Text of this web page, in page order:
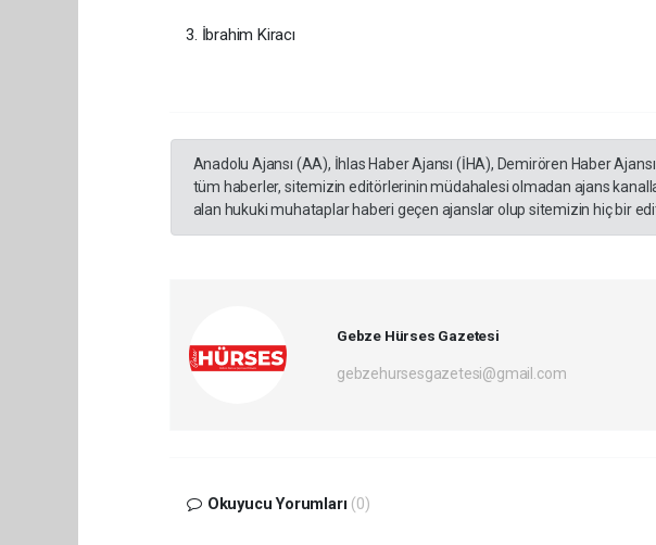
3. İbrahim Kiracı
Anadolu Ajansı (AA), İhlas Haber Ajansı (İHA), Demirören Haber
tüm haberler, sitemizin editörlerinin müdahalesi olmadan ajans
alan hukuki muhataplar haberi geçen ajanslar olup sitemizin hiç bir
Gebze Hürses Gazetesi
gebzehursesgazetesi@gmail.com
Okuyucu Yorumları (0)